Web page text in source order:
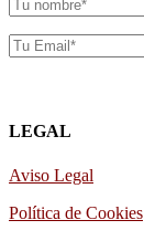
LEGAL
Aviso Legal
Política de Cookies